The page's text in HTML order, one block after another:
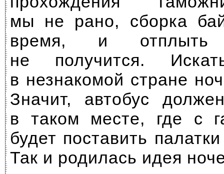
мы не рано, сборка
время, и
не получится.
в незнакомой стране
Значит, автобус
в таком месте, где с
будет поставить
Так и родилась идея